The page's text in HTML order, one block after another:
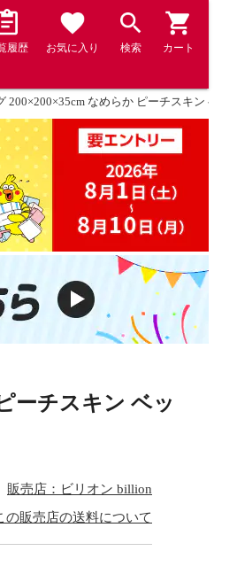
履歴 お気に入り 検索 カート
200×200×35cm なめらか ピーチスキン ベ
ーチスキン ベッ
販売店：ビリオン billion
の販売店の送料について